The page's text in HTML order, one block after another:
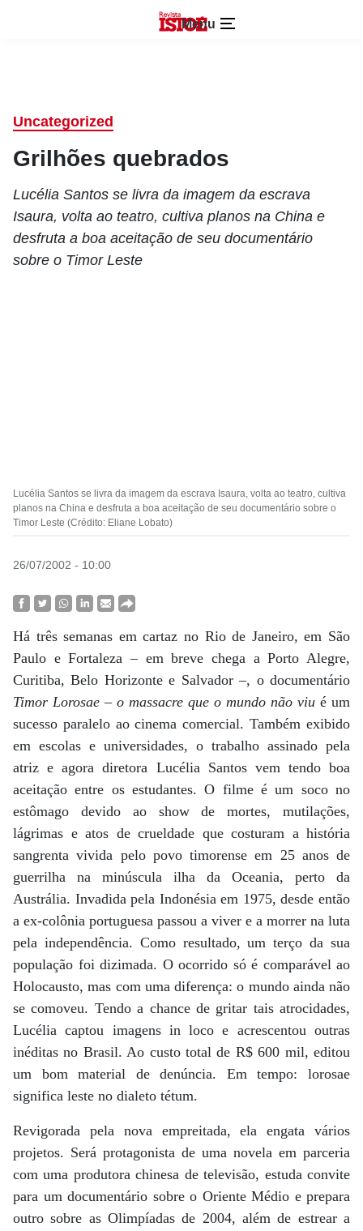
Menu
Uncategorized
Grilhões quebrados
Lucélia Santos se livra da imagem da escrava
Isaura, volta ao teatro, cultiva planos na China e
desfruta a boa aceitação de seu documentário
sobre o Timor Leste
Lucélia Santos se livra da imagem da escrava Isaura, volta ao teatro, cultiva
planos na China e desfruta a boa aceitação de seu documentário sobre o
Timor Leste (Crédito: Eliane Lobato)
26/07/2002 - 10:00
Há três semanas em cartaz no Rio de Janeiro, em São
Paulo e Fortaleza – em breve chega a Porto Alegre,
Curitiba, Belo Horizonte e Salvador –, o documentário
Timor Lorosae – o massacre que o mundo não viu é um
sucesso paralelo ao cinema comercial. Também exibido
em escolas e universidades, o trabalho assinado pela
atriz e agora diretora Lucélia Santos vem tendo boa
aceitação entre os estudantes. O filme é um soco no
estômago devido ao show de mortes, mutilações,
lágrimas e atos de crueldade que costuram a história
sangrenta vivida pelo povo timorense em 25 anos de
guerrilha na minúscula ilha da Oceania, perto da
Austrália. Invadida pela Indonésia em 1975, desde então
a ex-colônia portuguesa passou a viver e a morrer na luta
pela independência. Como resultado, um terço da sua
população foi dizimada. O ocorrido só é comparável ao
Holocausto, mas com uma diferença: o mundo ainda não
se comoveu. Tendo a chance de gritar tais atrocidades,
Lucélia captou imagens in loco e acrescentou outras
inéditas no Brasil. Ao custo total de R$ 600 mil, editou
um bom material de denúncia. Em tempo: lorosae
significa leste no dialeto tétum.
Revigorada pela nova empreitada, ela engata vários
projetos. Será protagonista de uma novela em parceria
com uma produtora chinesa de televisão, estuda convite
para um documentário sobre o Oriente Médio e prepara
outro sobre as Olimpíadas de 2004, além de estrear a